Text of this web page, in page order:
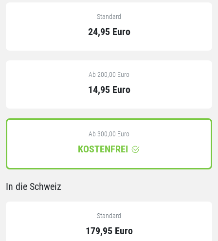
Standard
24,95 Euro
Ab 200,00 Euro
14,95 Euro
Ab 300,00 Euro
KOSTENFREI
In die Schweiz
Standard
179,95 Euro